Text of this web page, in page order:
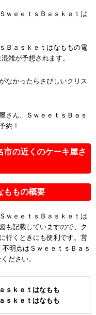
ＳｗｅｅｔｓＢａｓｋｅｔは
Ｂａｓｋｅｔはなももの電
雑が予想されます。
なかったらさびしいクリス
さん、ＳｗｅｅｔｓＢａｓ
約！
市の近くのケーキ屋さ
ももの概要
ｗｅｅｔｓＢａｓｋｅｔは
も記載していますので、ク
行くときにも便利です。営
明点はＳｗｅｅｔｓＢａｓ
ださい。
ｓｋｅｔはなもも
ｓｋｅｔはなもも